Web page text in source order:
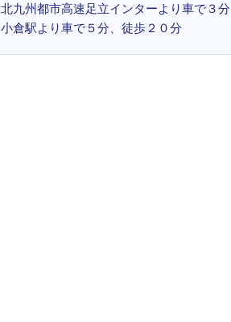
北九州都市高速足立インターより車で３分
小倉駅より車で５分、徒歩２０分